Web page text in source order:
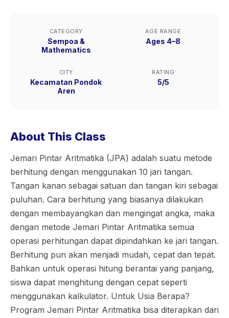
CATEGORY
Sempoa &
Mathematics
AGE RANGE
Ages 4–8
CITY
Kecamatan Pondok
Aren
RATING
5/5
About This Class
Jemari Pintar Aritmatika (JPA) adalah suatu metode
berhitung dengan menggunakan 10 jari tangan.
Tangan kanan sebagai satuan dan tangan kiri sebagai
puluhan. Cara berhitung yang biasanya dilakukan
dengan membayangkan dan mengingat angka, maka
dengan metode Jemari Pintar Aritmatika semua
operasi perhitungan dapat dipindahkan ke jari tangan.
Berhitung pun akan menjadi mudah, cepat dan tepat.
Bahkan untuk operasi hitung berantai yang panjang,
siswa dapat menghitung dengan cepat seperti
menggunakan kalkulator. Untuk Usia Berapa?
Program Jemari Pintar Aritmatika bisa diterapkan dari